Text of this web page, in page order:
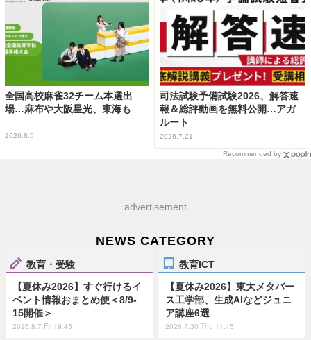
全国高校麻雀32チーム本選出
場…麻布や大阪星光、東海も
2026.8.5
司法試験予備試験2026、解答速
報＆総評動画を無料公開…アガ
ルート
2026.7.21
Recommended by
advertisement
NEWS CATEGORY
教育・受験
【夏休み2026】すぐ行けるイ
ベント情報おまとめ便＜8/9-
15開催＞
2026.8.7 Fri 19:45
教育ICT
【夏休み2026】東大メタバー
ス工学部、生成AIなどジュニ
ア講座6選
2026.7.30 Thu 11:15